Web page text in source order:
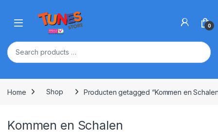
Open 0
Home Shop Producten getagged “Kommen en
Kommen en Schalen